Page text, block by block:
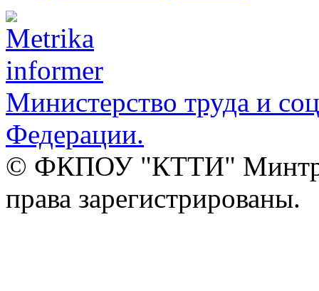
Министерство труда и
Федерации.
© ФКПОУ "КТТИ"
права зарегистрированы.